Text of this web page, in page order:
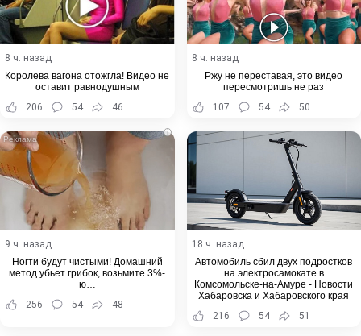
8 ч. назад
Королева вагона отожгла! Видео не
оставит равнодушным
206
54 46
8 ч. назад
Ржу не переставая, это видео
пересмотришь не раз
107
54 50
i
9 ч. назад
Ногти будут чистыми! Домашний
метод убьет грибок, возьмите 3%-
ю…
256
54 48
18 ч. назад
Автомобиль сбил двух подростков
на электросамокате в
Комсомольске-на-Амуре - Новости
Хабаровска и Хабаровского края
216
54 51